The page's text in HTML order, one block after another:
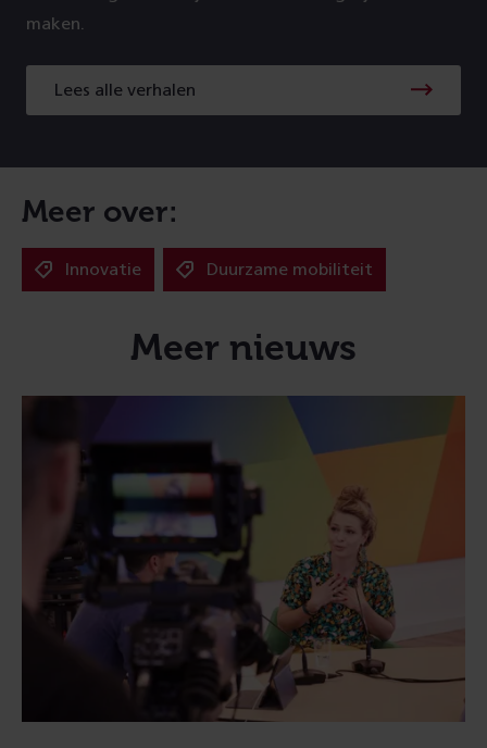
maken.
Lees alle verhalen
Meer over:
Innovatie Duurzame mobiliteit
Meer nieuws